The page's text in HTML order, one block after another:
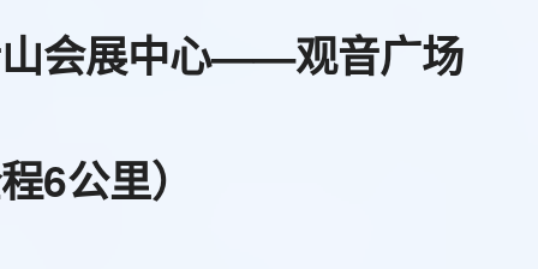
会展中心——观音广场
6公里）